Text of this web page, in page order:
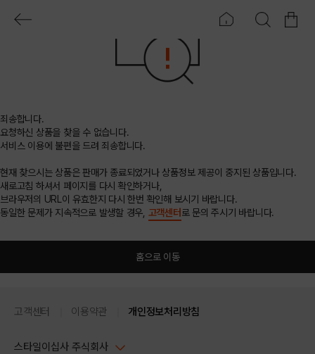
죄송합니다.
요청하신 상품을 찾을 수 없습니다.
서비스 이용에 불편을 드려 죄송합니다.
현재 찾으시는 상품은 판매가 종료되었거나 상품정보 제공이 중지된 상품입니다.
새로고침 하셔서 페이지를 다시 확인하거나,
브라우저의 URL이 유효한지 다시 한번 확인해 보시기 바랍니다.
동일한 문제가 지속적으로 발생할 경우, 고객센터 로 문의 주시기 바랍니다.
홈으로 이동
고객센터 이용약관 개인정보처리방침
스타일이십사 주식회사